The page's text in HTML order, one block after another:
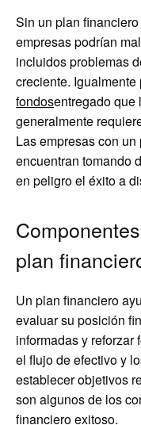
Sin un plan
empresas podrían
incluidos problemas
creciente.
fondosentregado que
generalmente
Las empresas con
encuentran tomando
en peligro el éxito a
plan
Un plan financiero
evaluar su posición
informadas y
el flujo de efectivo y
establecer objetivos
son algunos de los
financiero exitoso.